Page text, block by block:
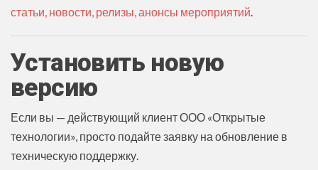
статьи, новости, релизы, анонсы мероприятий
Установить новую
версию
Если вы — действующий клиент ООО «Открытые
технологии», просто подайте заявку на обновление в
техническую поддержку.